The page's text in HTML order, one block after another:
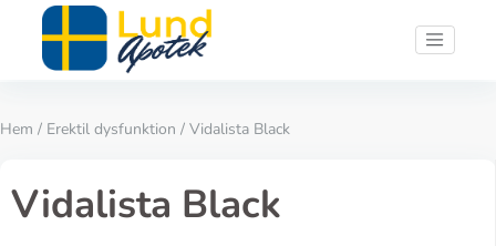
Hem / Erektil dysfunktion / Vidalista Black
Vidalista Black